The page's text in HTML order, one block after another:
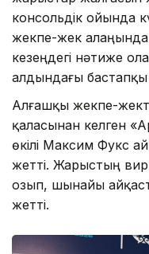
консольдік ойында
жекпе-жек алаңында
кезеңдегі нәтиже
алдындағы
Алғашқы жекпе-
қаласынан келген
өкілі Максим Фукс
жетті. Жарыстың
озып, шынайы
жетті.